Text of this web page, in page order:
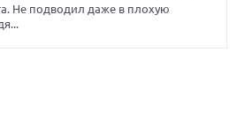
Не подводил даже в плохую